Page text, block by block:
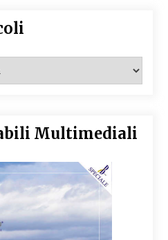
Multimediali